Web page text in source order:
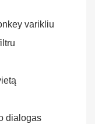
varikliu
dialogas